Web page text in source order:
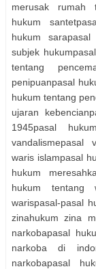
merusak rumah
hukum
hukum
subjek
tentang
penipuanpasal
hukum tentang
ujaran
1945pasal
vandalismepasal
waris islampasal
hukum
hukum tentang
warispasal-pasal
zinahukum zina
narkobapasal
narkoba di
narkobapasal